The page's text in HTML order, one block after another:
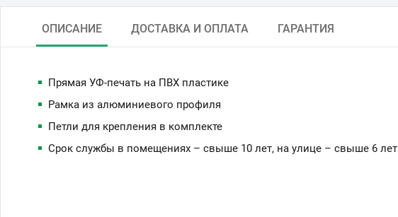
ОПИСАНИЕ ДОСТАВКА И ОПЛАТА ГАРАНТИЯ
Прямая УФ-печать на ПВХ пластике
Рамка из алюминиевого профиля
Петли для крепления в комплекте
Срок службы в помещениях – свыше 10 лет, на улице – свыше 6 лет